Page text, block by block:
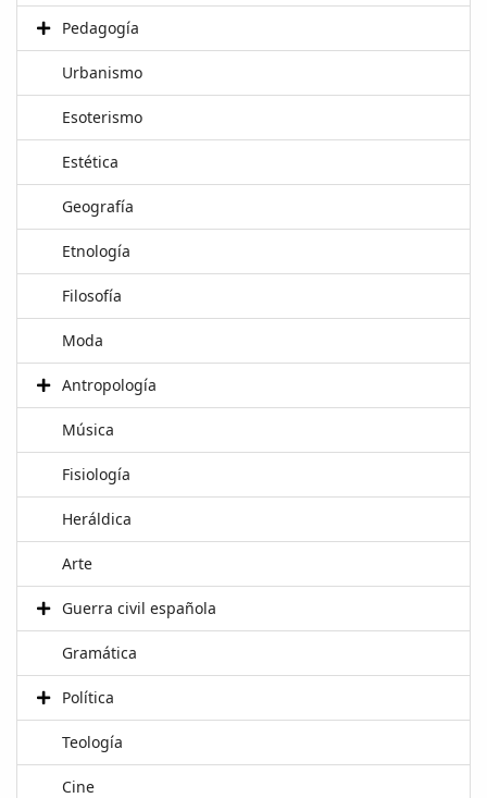
Pedagogía
Urbanismo
Esoterismo
Estética
Geografía
Etnología
Filosofía
Moda
Antropología
Música
Fisiología
Heráldica
Arte
Guerra civil española
Gramática
Política
Teología
Cine